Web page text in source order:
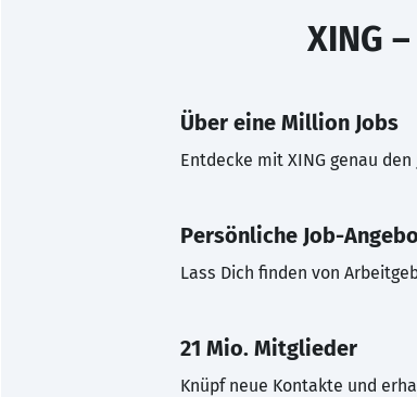
XING
Über eine Million Jobs
Entdecke mit XING genau
Persönliche Job-
Lass Dich finden von
21 Mio. Mitglieder
Knüpf neue Kontakte und